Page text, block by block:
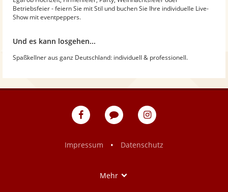
Betriebsfeier - feiern Sie mit Stil und buchen Sie Ihre individuelle Live-
Show mit eventpeppers.
Und es kann losgehen...
Spaßkellner aus ganz Deutschland: individuell & professionell.
eventpeppers
Blog
eventpeppers
Impressum
• Datenschutz
Mehr